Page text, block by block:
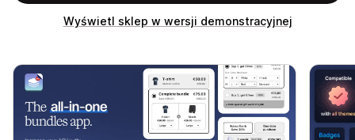
Wyświetl sklep w wersji demonstracyjnej